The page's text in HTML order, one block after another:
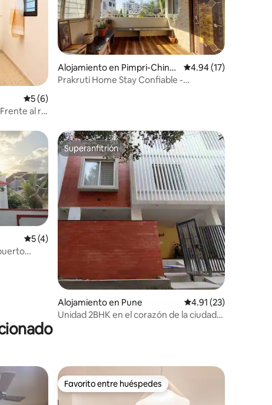
Calificación promedio: 5 de 5, 6 reseñas
5 (6)
al río
Alojamiento en Pimpri-Chinc
hwad
Calificación
4.94 (17)
Prakruti Home Stay Confiable -
Calificación promedio: 5 de 5, 4 reseñas
5 (4)
Superanfitrión
Superanfitrión
Alojamiento en Pune Calificación
4.91 (23)
Unidad 2BHK en el corazón de la ciudad,
Favorito entre huéspedes
Favorito entre huéspedes